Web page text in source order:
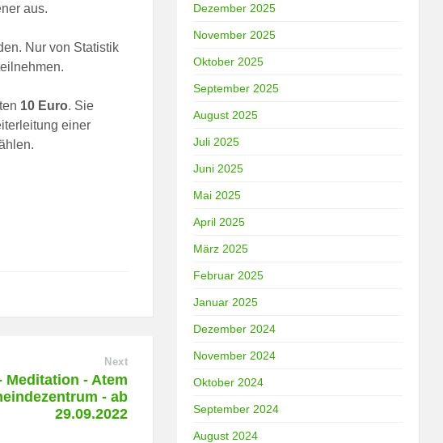
aus.
Nur von Statistik
10 Euro. Sie
einer
Next
Meditation - Atem
- ab
29.09.2022
Dezember 2025
November 2025
Oktober 2025
September 2025
August 2025
Juli 2025
Juni 2025
Mai 2025
April 2025
März 2025
Februar 2025
Januar 2025
Dezember 2024
November 2024
Oktober 2024
September 2024
August 2024